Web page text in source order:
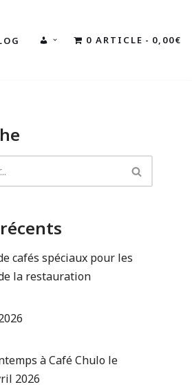
MON
0 ARTICLE 0,00€
cafés spéciaux pour les
la restauration
à Café Chulo le
2026